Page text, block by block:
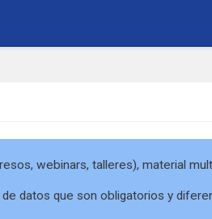
webinars, talleres), material
datos que son obligatorios y